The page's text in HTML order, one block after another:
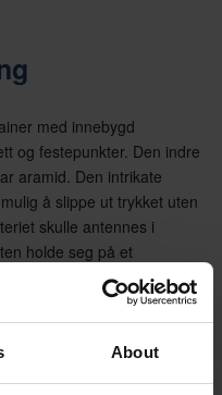
About
med innebygd
og festepunkter. Den indre
aramid. Den intrikate
å slippe ut trykket uten
skulle antennes i
holde seg på et
for emballasjegruppe I for